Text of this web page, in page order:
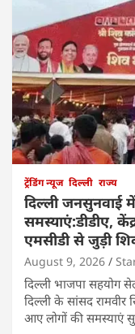
ट्रेंडिंग न्यूज दिल्ली राज्य
दिल्ली जनसुनवाई
समस्याएं:डीडीए,
एमसीडी से जुड़ी
August 9, 2026
दिल्ली भाजपा सहयोग
दिल्ली के सांसद
आए लोगों की समस्याएं